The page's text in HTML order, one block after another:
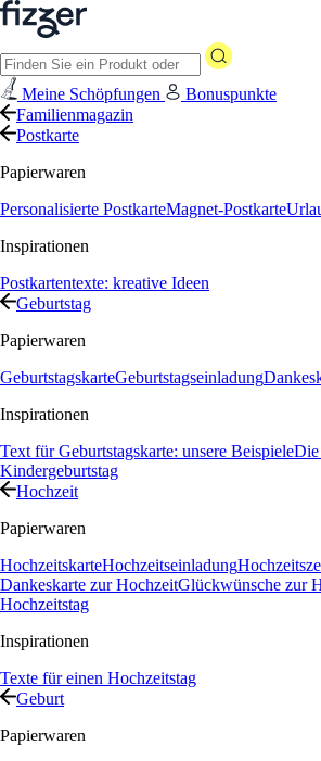
Meine Schöpfungen
Bonuspunkte
Familienmagazin
Postkarte
Papierwaren
Personalisierte PostkarteMagnet-Postkarte
Inspirationen
Postkartentexte: kreative Ideen
Geburtstag
Papierwaren
GeburtstagskarteGeburtstagseinladung
Inspirationen
Text für Geburtstagskarte: unsere BeispieleDie
Kindergeburtstag
Hochzeit
Papierwaren
HochzeitskarteHochzeitseinladung
Dankeskarte zur HochzeitGlückwünsche zur
Hochzeitstag
Inspirationen
Texte für einen Hochzeitstag
Geburt
Papierwaren